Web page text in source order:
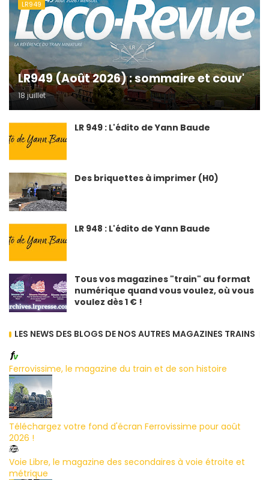
LR949
LR949 (Août 2026) : sommaire et couv'
18 juillet
LR 949 : L'édito de Yann Baude
Des briquettes à imprimer (H0)
LR 948 : L'édito de Yann Baude
Tous vos magazines "train" au format
numérique quand vous voulez, où vous
voulez dès 1 € !
LES NEWS DES BLOGS DE NOS AUTRES MAGAZINES TRAINS
Ferrovissime, le magazine du train et de son histoire
Téléchargez votre fond d'écran Ferrovissime pour août
2026 !
Voie Libre, le magazine des secondaires à voie étroite et
métrique